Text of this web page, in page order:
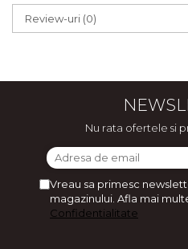
Review-uri (0)
Nu rata ofertele si
Vreau sa primesc
magazinului. Afla mai
Confidentialitate